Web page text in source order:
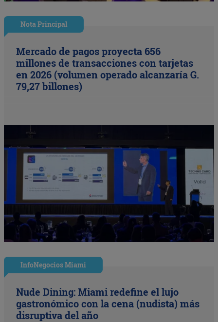
Nota Principal
Mercado de pagos proyecta 656
millones de transacciones con tarjetas
en 2026 (volumen operado alcanzaría G.
79,27 billones)
InfoNegocios Miami
Nude Dining: Miami redefine el lujo
gastronómico con la cena (nudista) más
disruptiva del año